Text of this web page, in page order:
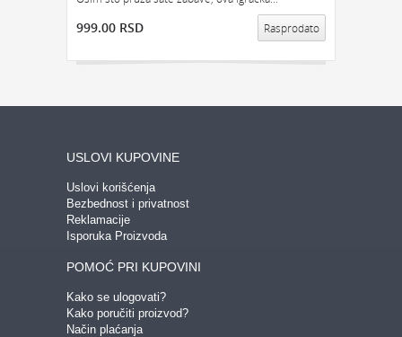
GEDŽETI LED LED SVETLO
PRONAĐI
999.00 RSD Rasprodato
USLOVI KUPOVINE
Uslovi korišćenja
Bezbednost i privatnost
Reklamacije
Isporuka Proizvoda
POMOĆ PRI KUPOVINI
Kako se ulogovati?
Kako poručiti proizvod?
Način plaćanja